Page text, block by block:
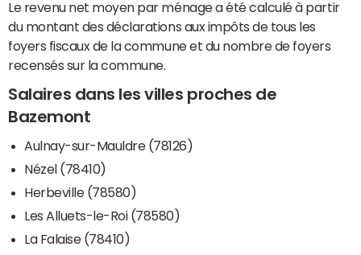
Le revenu net moyen par ménage a été calculé à partir
du montant des déclarations aux impôts de tous les
foyers fiscaux de la commune et du nombre de foyers
recensés sur la commune.
Salaires dans les villes proches de
Bazemont
Aulnay-sur-Mauldre (78126)
Nézel (78410)
Herbeville (78580)
Les Alluets-le-Roi (78580)
La Falaise (78410)